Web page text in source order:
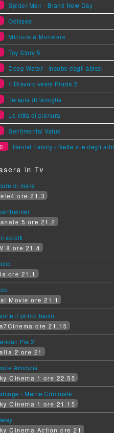
Spider-Man - Brand New Day
Odissea
Minions & Monsters
Toy Story 5
Deep Water - Incubo dagli abissi
Il Diavolo veste Prada 2
Terapia di famiglia
Le città di pianura
Sentimental Value
Rental Family - Nelle vite degli altri
in Tv
di mare
ore 21.3
5 ore 21.2
sciolti
8 ore 21.4
ore 21.1
Movie ore 21.1
il primo bacio
ore 21.15
Pie 2
2 ore 21
Amicizia
Cinema 1 ore 22.55
- Mente Criminale
Cinema 1 ore 21.15
Cinema Action ore 21